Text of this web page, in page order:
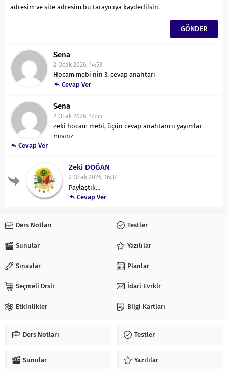
adresim ve site adresim bu tarayıcıya kaydedilsin.
Sena
2 Ocak 2026, 14:53
Hocam mebi nin 3. cevap anahtarı
Cevap Ver
Sena
2 Ocak 2026, 14:55
zeki hocam mebi, üçün cevap anahtarını yayımlar
mısınz
Cevap Ver
Zeki DOĞAN
2 Ocak 2026, 16:34
Paylaştık…
Cevap Ver
Ders Notları Testler
Sunular Yazılılar
Sınavlar Planlar
Seçmeli Drslr İdari Evrklr
Etkinlikler Bilgi Kartları
Ders Notları Testler
Sunular Yazılılar